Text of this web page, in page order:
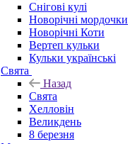
Снігові кулі
Новорічні мордочки
Новорічні Коти
Вертеп кульки
Кульки українські
Свята
Назад
Свята
Хелловін
Великдень
8 березня